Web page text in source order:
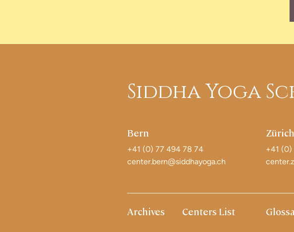
Siddha Yoga
Bern
+41 (0) 77 494 78 74
center.bern@siddhayoga.ch
Zürich
+41
Archives Centers List